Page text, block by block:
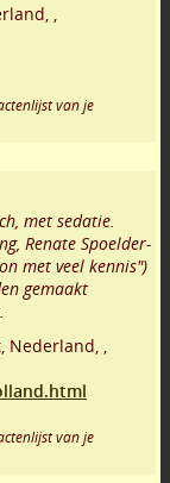
van je
met sedatie.
Renate Spoelder-
met veel kennis")
gemaakt
Nederland,
van je